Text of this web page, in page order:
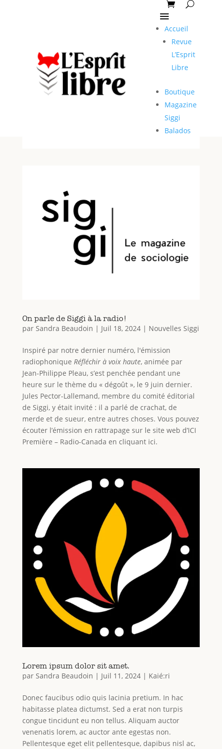
Accueil
Revue
L’Esprit
Libre
Boutique
Magazine
Siggi
Balados
On parle de Siggi à la radio!
par Sandra Beaudoin | Juil 18, 2024| Nouvelles Siggi
Inspiré par notre dernier numéro, l'émission
radiophonique Réfléchir à voix haute, animée par
Jean-Philippe Pleau, s’est penchée pendant une
heure sur le thème du « dégoût », le 9 juin dernier.
Jules Pector-Lallemand, membre du comité éditorial
de Siggi, y était invité : il a parlé de crachat, de
merde et de sueur, entre autres choses. Vous pouvez
écouter l’émission en rattrapage sur le site web d’ICI
Première – Radio-Canada en cliquant ici.
Lorem ipsum dolor sit amet.
par Sandra Beaudoin | Juil 11, 2024| Kaié:ri
Donec faucibus odio quis lacinia pretium. In hac
habitasse platea dictumst. Sed a erat non turpis
congue tincidunt eu non tellus. Aliquam auctor
venenatis lorem, ac auctor ante egestas non.
Pellentesque eget elit pellentesque, dapibus nisl ac,